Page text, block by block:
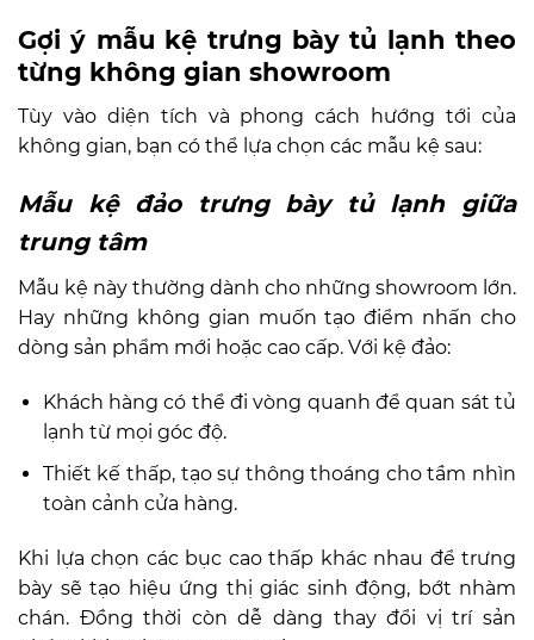
Gợi ý mẫu kệ trưng bày tủ lạnh theo
từng không gian showroom
Tùy vào diện tích và phong cách hướng tới của
không gian, bạn có thể lựa chọn các mẫu kệ sau:
Mẫu kệ đảo trưng bày tủ lạnh giữa
trung tâm
Mẫu kệ này thường dành cho những showroom lớn.
Hay những không gian muốn tạo điểm nhấn cho
dòng sản phẩm mới hoặc cao cấp. Với kệ đảo:
Khách hàng có thể đi vòng quanh để quan sát tủ
lạnh từ mọi góc độ.
Thiết kế thấp, tạo sự thông thoáng cho tầm nhìn
toàn cảnh cửa hàng.
Khi lựa chọn các bục cao thấp khác nhau để trưng
bày sẽ tạo hiệu ứng thị giác sinh động, bớt nhàm
chán. Đồng thời còn dễ dàng thay đổi vị trí sản